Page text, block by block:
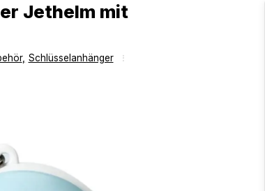
Jethelm mit
, Schlüsselanhänger